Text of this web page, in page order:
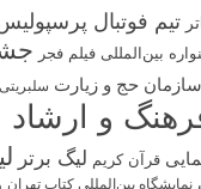
تیم فوتبال
بین‌المللی فیلم فجر
سازمان حج و زیارت
و ارشاد
قرآن کریم لیگ برتر
نمایشگاه بین‌المللی کتاب تهران